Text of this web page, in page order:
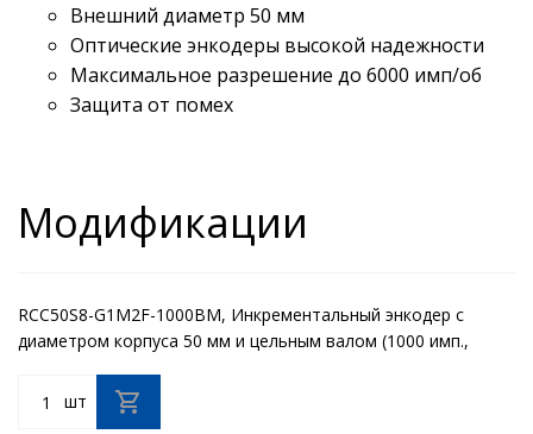
Внешний диаметр 50 мм
Оптические энкодеры высокой надежности
Максимальное разрешение до 6000 имп/об
Защита от помех
Модификации
RCC50S8-G1M2F-1000BM, Инкрементальный энкодер с
диаметром корпуса 50 мм и цельным валом (1000 имп.,
шт